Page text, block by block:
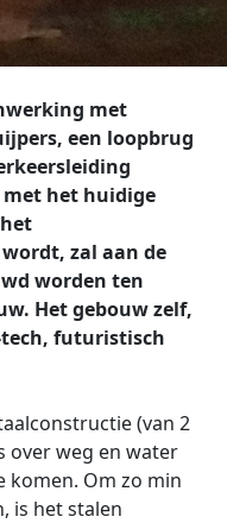
met
een loopbrug
met het huidige
zal aan de
worden ten
Het gebouw zelf,
futuristisch
(van 2
over weg en water
komen. Om zo min
is het stalen